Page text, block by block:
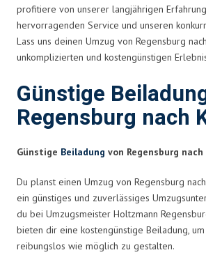
profitiere von unserer langjährigen
hervorragenden Service und unseren
Lass uns deinen Umzug von Regensburg
unkomplizierten und kostengünstigen
Günstige
Regensburg nach
Günstige Beiladung von Regensburg
Du planst einen Umzug von Regensburg
ein günstiges und zuverlässiges
du bei Umzugsmeister Holtzmann
bieten dir eine kostengünstige Beiladung,
reibungslos wie möglich zu gestalten.